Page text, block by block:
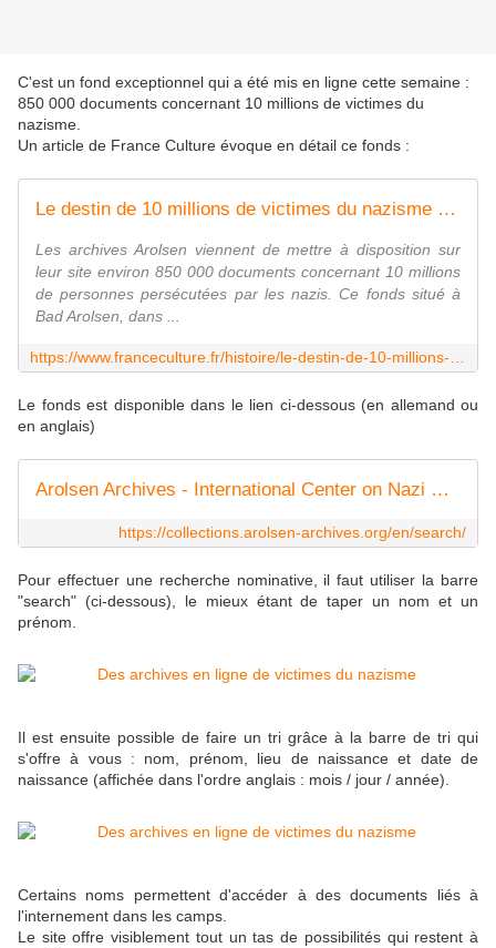
C'est un fond exceptionnel qui a été mis en ligne cette semaine :
850 000 documents concernant 10 millions de victimes du
nazisme.
Un article de France Culture évoque en détail ce fonds :
Le destin de 10 millions de victimes du nazisme désormais en ligne
Les archives Arolsen viennent de mettre à disposition sur
leur site environ 850 000 documents concernant 10 millions
de personnes persécutées par les nazis. Ce fonds situé à
Bad Arolsen, dans ...
Le fonds est disponible dans le lien ci-dessous (en allemand ou
en anglais)
Arolsen Archives - International Center on Nazi Persecution
https://collections.arolsen-archives.org/en/search/
Pour effectuer une recherche nominative, il faut utiliser la barre
"search" (ci-dessous), le mieux étant de taper un nom et un
prénom.
Il est ensuite possible de faire un tri grâce à la barre de tri qui
s'offre à vous : nom, prénom, lieu de naissance et date de
naissance (affichée dans l'ordre anglais : mois / jour / année).
Certains noms permettent d'accéder à des documents liés à
l'internement dans les camps.
Le site offre visiblement tout un tas de possibilités qui restent à